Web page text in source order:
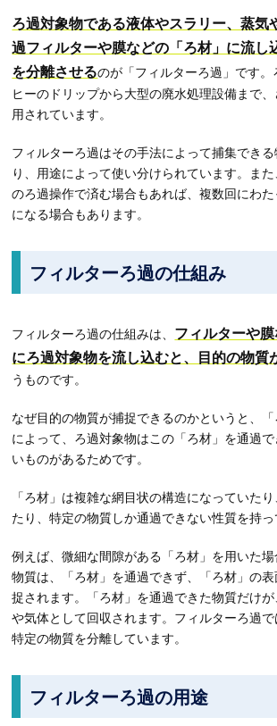
ろ過対象物である液体やスラリー、蒸気
過フィルターや膜などの「ろ材」に流し
を分離させるのが「フィルターろ過」です
ヒーのドリップから大型の廃水処理設備まで
用されています。
フィルターろ過はその手法によって捕集でき
り、用途によって使い分けられています。ま
のろ過操作で済む場合もあれば、複数回にわ
になる場合もあります。
フィルターろ過の仕組み
フィルターろ過の仕組みは、 フィルターや膜
にろ過対象物を流し込むと、目的の物質
うものです。
なぜ目的の物質が捕捉できるのかというと、
によって、ろ過対象物はこの「ろ材」を通過
いものがあるためです。
「ろ材」は複雑な網目状の構造になっていた
たり、特定の物質しか通過できない性質を持っ
例えば、微細な間隙がある「ろ材」を用いた
物質は、「ろ材」を通過できず、「ろ材」の
捉されます。「ろ材」を通過できた物質だけ
や気体として回収されます。フィルターろ過
特定の物質を分離しています。
フィルターろ過の用途